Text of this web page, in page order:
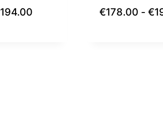
194.00 €178.00 - €